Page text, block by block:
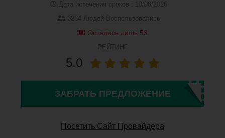
Дата истечения сроков : 10/08/2026
3284 Людей Воспользовались
Осталось лишь 53
РЕЙТИНГ
5.0
ЗАБРАТЬ ПРЕДЛОЖЕНИЕ
Посетить Сайт Провайдера